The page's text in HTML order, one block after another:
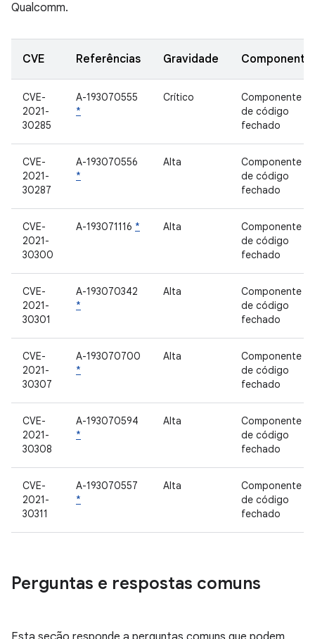
Qualcomm.
CVE Referências Gravidade Componente
CVE-
2021-
30285
A-193070555
*
Crítico
Componente
de código
fechado
CVE-
2021-
30287
A-193070556
*
Alta
Componente
de código
fechado
CVE-
2021-
30300
A-193071116 * Alta
Componente
de código
fechado
CVE-
2021-
30301
A-193070342
*
Alta
Componente
de código
fechado
CVE-
2021-
30307
A-193070700
*
Alta
Componente
de código
fechado
CVE-
2021-
30308
A-193070594
*
Alta
Componente
de código
fechado
CVE-
2021-
30311
A-193070557
*
Alta
Componente
de código
fechado
Perguntas e respostas comuns